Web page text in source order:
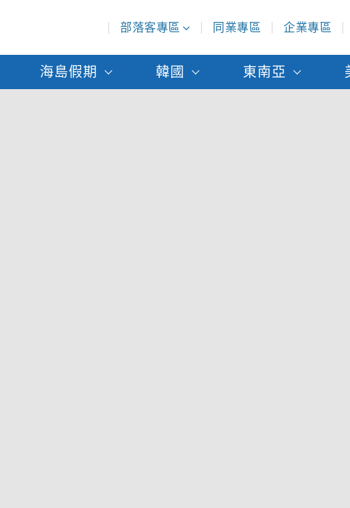
部落客專區 同業專區 企業專區
海島假期 韓國 東南亞